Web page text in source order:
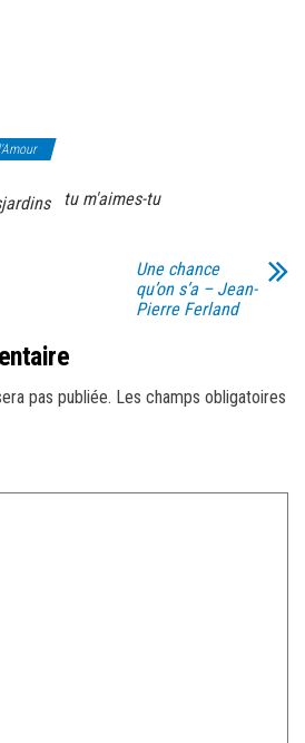
tu m'aimes-tu
Une chance
qu’on s’a – Jean-
Pierre Ferland
pas publiée. Les champs obligatoires